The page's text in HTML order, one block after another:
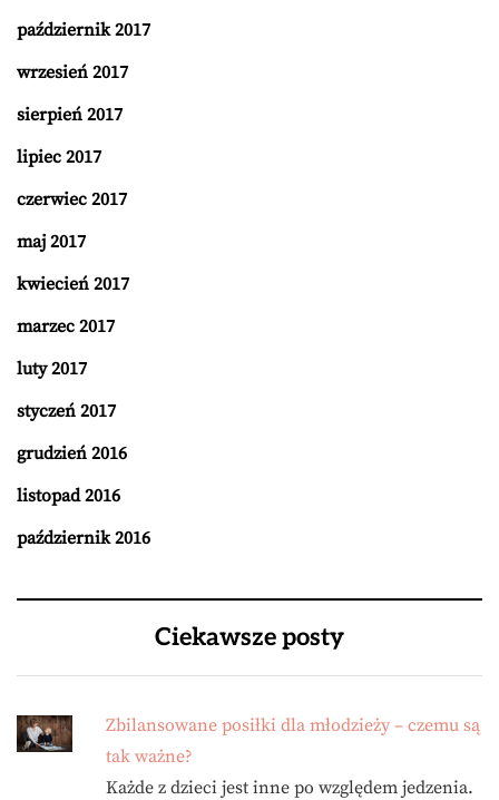
październik 2017
wrzesień 2017
sierpień 2017
lipiec 2017
czerwiec 2017
maj 2017
kwiecień 2017
marzec 2017
luty 2017
styczeń 2017
grudzień 2016
listopad 2016
październik 2016
Ciekawsze posty
Zbilansowane posiłki dla młodzieży – czemu są
tak ważne?
Każde z dzieci jest inne po względem jedzenia.